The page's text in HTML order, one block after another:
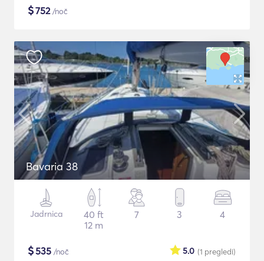
$752/noč
Bavaria 38
Jadrnica
40 ft
12 m
7 3 4
$535 /noč (1 pregledi)
5.0